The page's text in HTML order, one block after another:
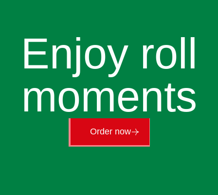
Enjoy roll
moments
Order now